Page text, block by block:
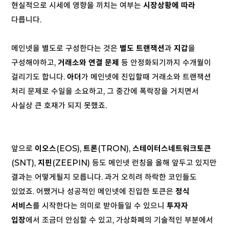
현실적으로 시세에 영향을 끼치는 여부는 시장상황에 따라
다릅니다.
메인넷을 별도로 구성한다는 것은 별도 트랜잭션과 지갑을
구성해야하고, 거래소와 연결 문제 등 안정화되기까지 수개월이
걸리기도 합니다. 아더가 메인넷에 진입할때 거래소와 트랜잭션
처리 문제로 수일을 소요하고, 그 중간에 폭락장을 거치면서
사실상 큰 호재가 되지 못했죠.
앞으로 이오스(EOS), 트론(TRON), 스테이터스네트워크토큰
(SNT), 지핀(ZEEPIN) 등도 메인넷 런칭을 올해 앞두고 있지만
결과는 어떻게될지 모릅니다. 과거 오히려 하락한 코인들도
있었죠. 어쨌거나 성공적인 메인넷에 진입한 토큰은 정식
서비스를 시작한다는 의미로 받아들일 수 있으니 투자자
입장에서 조금더 안심할 수 있고, 가상화폐의 기술적인 부분에서